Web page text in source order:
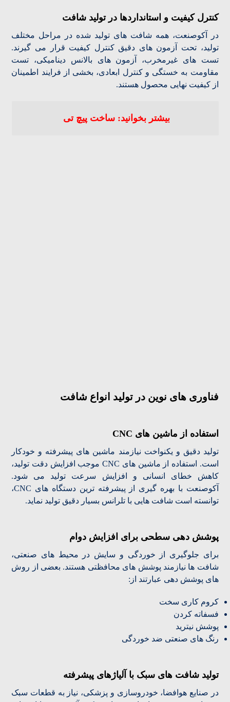
کنترل کیفیت و استانداردها در تولید شافت
در آکوصنعت، همه شافت های تولید شده در مراحل مختلف
تولید، تحت آزمون های دقیق کنترل کیفیت قرار می گیرند.
تست های غیرمخرب، آزمون های بالانس دینامیکی، تست
مقاومت به خستگی و کنترل ابعادی، بخشی از فرایند اطمینان
از کیفیت نهایی محصول هستند.
بیشتر بخوانید: ساخت پیچ تی
فناوری های نوین در تولید انواع شافت
استفاده از ماشین های CNC
تولید دقیق و یکنواخت نیازمند ماشین های پیشرفته و خودکار
است. استفاده از ماشین های CNC موجب افزایش دقت تولید،
کاهش خطای انسانی و افزایش سرعت تولید می شود.
آکوصنعت با بهره گیری از پیشرفته ترین دستگاه های CNC،
توانسته است شافت هایی با تلرانس بسیار دقیق تولید نماید.
پوشش دهی سطحی برای افزایش دوام
برای جلوگیری از خوردگی و سایش در محیط های صنعتی،
شافت ها نیازمند پوشش های محافظتی هستند. بعضی از روش
های پوشش دهی عبارتند از:
کروم کاری سخت
فسفاته کردن
پوشش نیترید
رنگ های صنعتی ضد خوردگی
تولید شافت های سبک با آلیاژهای پیشرفته
در صنایع هوافضا، خودروسازی و پزشکی، نیاز به قطعات سبک